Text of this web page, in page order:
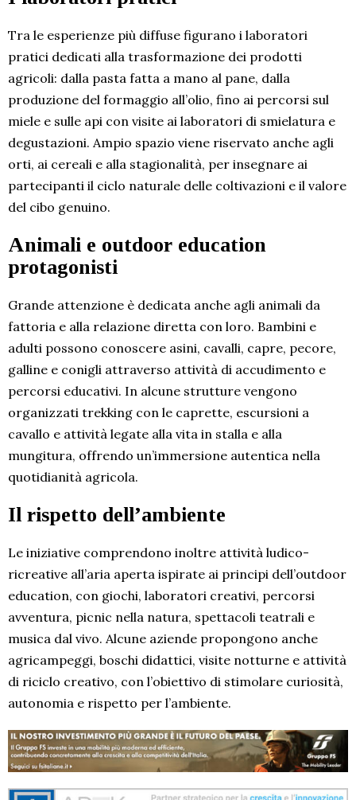
Tra le esperienze più diffuse figurano i laboratori
pratici dedicati alla trasformazione dei prodotti
agricoli: dalla pasta fatta a mano al pane, dalla
produzione del formaggio all’olio, fino ai percorsi sul
miele e sulle api con visite ai laboratori di smielatura e
degustazioni. Ampio spazio viene riservato anche agli
orti, ai cereali e alla stagionalità, per insegnare ai
partecipanti il ciclo naturale delle coltivazioni e il valore
del cibo genuino.
Animali e outdoor education
protagonisti
Grande attenzione è dedicata anche agli animali da
fattoria e alla relazione diretta con loro. Bambini e
adulti possono conoscere asini, cavalli, capre, pecore,
galline e conigli attraverso attività di accudimento e
percorsi educativi. In alcune strutture vengono
organizzati trekking con le caprette, escursioni a
cavallo e attività legate alla vita in stalla e alla
mungitura, offrendo un’immersione autentica nella
quotidianità agricola.
Il rispetto dell’ambiente
Le iniziative comprendono inoltre attività ludico-
ricreative all’aria aperta ispirate ai principi dell’outdoor
education, con giochi, laboratori creativi, percorsi
avventura, picnic nella natura, spettacoli teatrali e
musica dal vivo. Alcune aziende propongono anche
agricampeggi, boschi didattici, visite notturne e attività
di riciclo creativo, con l’obiettivo di stimolare curiosità,
autonomia e rispetto per l’ambiente.